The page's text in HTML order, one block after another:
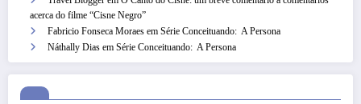
acerca do filme “Cisne Negro”
Fabricio Fonseca Moraes em Série Conceituando: A Persona
Náthally Dias em Série Conceituando: A Persona